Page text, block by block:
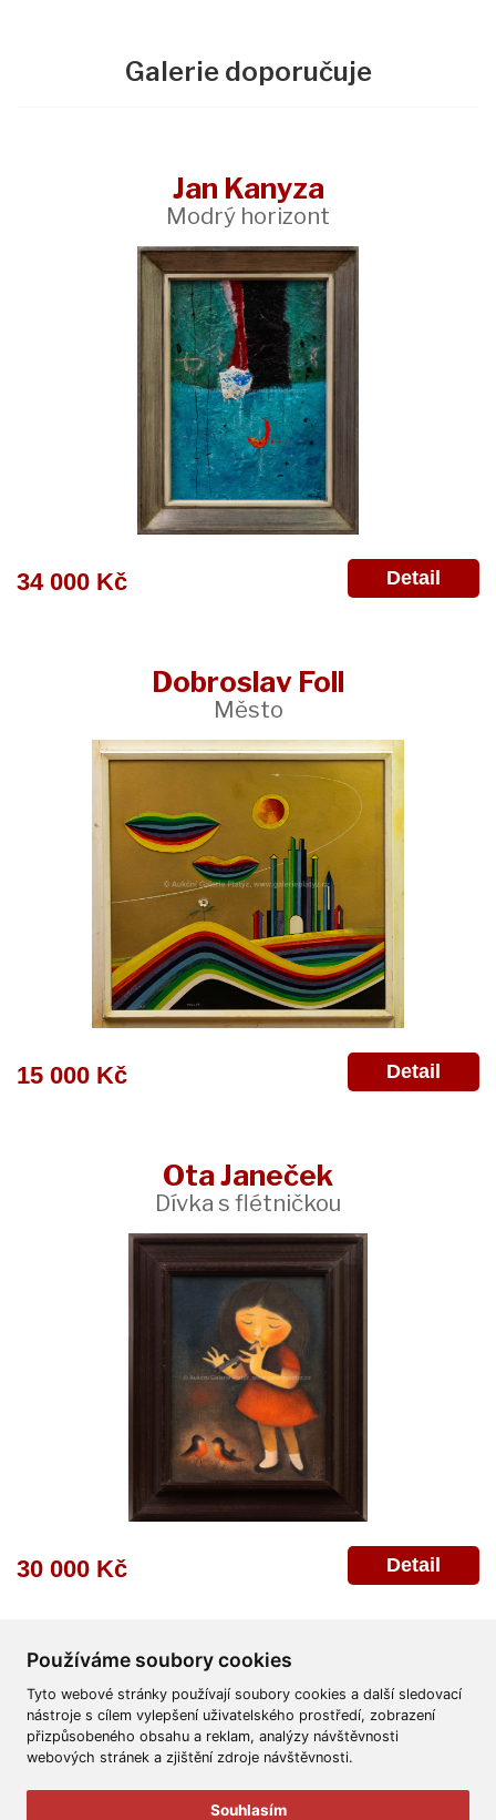
Používáme soubory cookies
Tyto webové stránky používají soubory cookies a další sledovací
nástroje s cílem vylepšení uživatelského prostředí, zobrazení
přizpůsobeného obsahu a reklam, analýzy návštěvnosti
webových stránek a zjištění zdroje návštěvnosti.
Souhlasím
Galerie doporučuje
Jan Kanyza
Modrý horizont
34 000 Kč Detail
Dobroslav Foll
Město
15 000 Kč Detail
Ota Janeček
Dívka s flétničkou
30 000 Kč Detail
Všeobecné obchodní podmínky Reklamační řád
Ochrana osobních údajů